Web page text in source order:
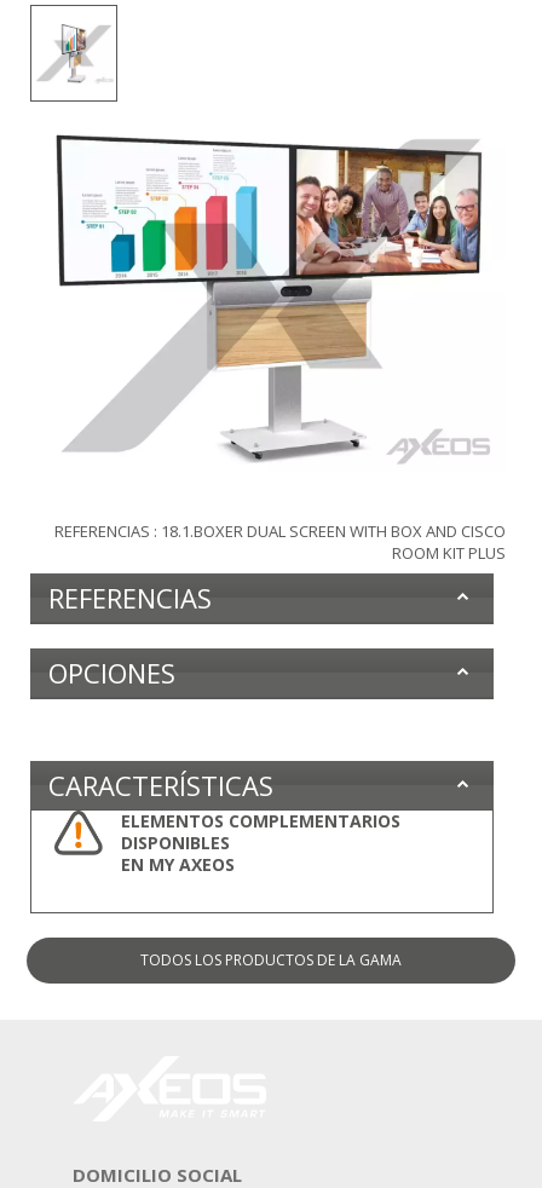
REFERENCIAS : 18.1.BOXER DUAL SCREEN WITH BOX AND CISCO
ROOM KIT PLUS
REFERENCIAS
OPCIONES
CARACTERÍSTICAS
ELEMENTOS COMPLEMENTARIOS
DISPONIBLES
EN MY AXEOS
TODOS LOS PRODUCTOS DE LA GAMA
DOMICILIO SOCIAL